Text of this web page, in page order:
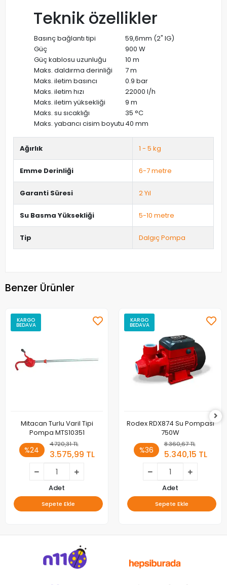
Teknik özellikler
Basınç bağlantı tipi
59,6mm (2" IG)
Güç
900 W
Güç kablosu uzunluğu
10 m
Maks. daldırma derinliği
7 m
Maks. iletim basıncı
0.9 bar
Maks. iletim hızı
22000 l/h
Maks. iletim yüksekliği
9 m
Maks. su sıcaklığı
35 °C
Maks. yabancı cisim boyutu 40 mm
Ağırlık 1 - 5 kg
Emme Derinliği 6-7 metre
Garanti Süresi 2 Yıl
Su Basma Yüksekliği 5-10 metre
Tip Dalgıç Pompa
Benzer Ürünler
KARGO
BEDAVA
Mitacan Turlu Varil Tipi
Pompa MTS10351
%24
4.720,31 TL
3.575,99 TL
Adet
Sepete Ekle
KARGO
BEDAVA
Rodex RDX874 Su Pompası
750W
%36
8.360,67 TL
5.340,15 TL
Adet
Sepete Ekle